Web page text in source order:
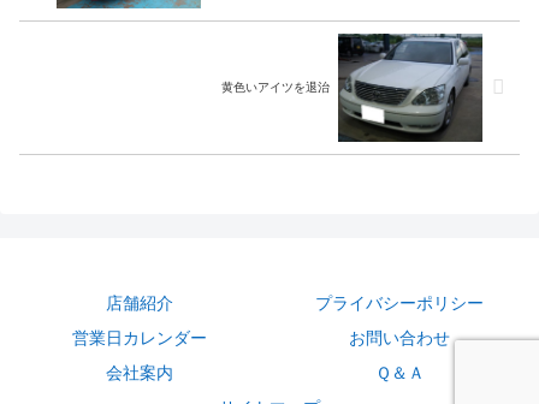
黄色いアイツを退治
店舗紹介
プライバシーポリシー
営業日カレンダー
お問い合わせ
会社案内
Ｑ＆Ａ